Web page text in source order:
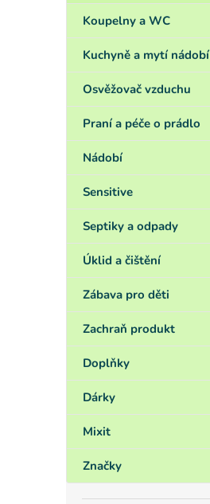
Koupelny a WC
Kuchyně a mytí nádobí
Osvěžovač vzduchu
Praní a péče o prádlo
Nádobí
Sensitive
Septiky a odpady
Úklid a čištění
Zábava pro děti
Zachraň produkt
Doplňky
Dárky
Mixit
Značky